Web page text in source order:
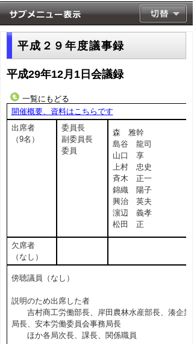
平成２９年度議事録
平成29年12月1日会議録
一覧にもどる
開催概要、資料はこちらです
出席者
（9名）
委員長
副委員長
委員
森 雅幹
島谷 龍司
山口 享
上村 忠史
斉木 正一
錦織 陽子
興治 英夫
濵辺 義孝
松田 正
欠席者
（なし）
傍聴議員（なし）
説明のため出席した者
吉村商工労働部長、岸田農林水産部長、湊企業
局長、安本労働委員会事務局長
ほか各局次長、課長、関係職員